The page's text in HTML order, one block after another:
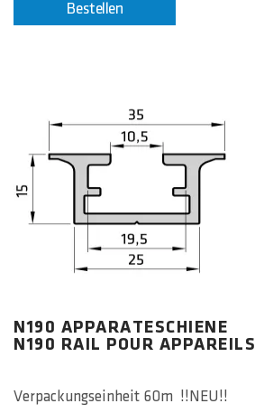
Bestellen
N190 APPARATESCHIENE
N190 RAIL POUR APPAREILS
Verpackungseinheit 60m !!NEU!!